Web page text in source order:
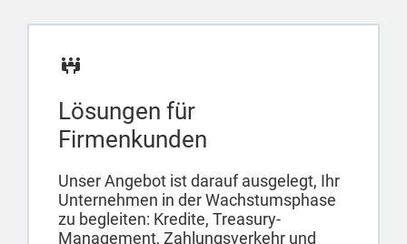
Lösungen für
Firmenkunden
Unser Angebot ist darauf ausgelegt, Ihr
Unternehmen in der Wachstumsphase
zu begleiten: Kredite, Treasury-
Management, Zahlungsverkehr und